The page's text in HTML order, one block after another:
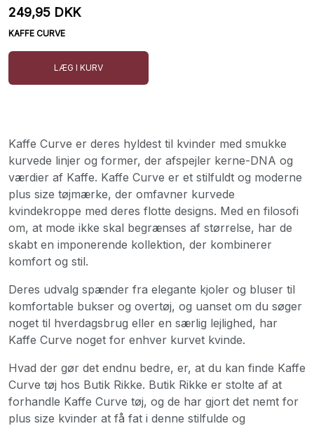
249,95 DKK
KAFFE CURVE
LÆG I KURV
Kaffe Curve er deres hyldest til kvinder med smukke
kurvede linjer og former, der afspejler kerne-DNA og
værdier af Kaffe. Kaffe Curve er et stilfuldt og moderne
plus size tøjmærke, der omfavner kurvede
kvindekroppe med deres flotte designs. Med en filosofi
om, at mode ikke skal begrænses af størrelse, har de
skabt en imponerende kollektion, der kombinerer
komfort og stil.
Deres udvalg spænder fra elegante kjoler og bluser til
komfortable bukser og overtøj, og uanset om du søger
noget til hverdagsbrug eller en særlig lejlighed, har
Kaffe Curve noget for enhver kurvet kvinde.
Hvad der gør det endnu bedre, er, at du kan finde Kaffe
Curve tøj hos Butik Rikke. Butik Rikke er stolte af at
forhandle Kaffe Curve tøj, og de har gjort det nemt for
plus size kvinder at få fat i denne stilfulde og